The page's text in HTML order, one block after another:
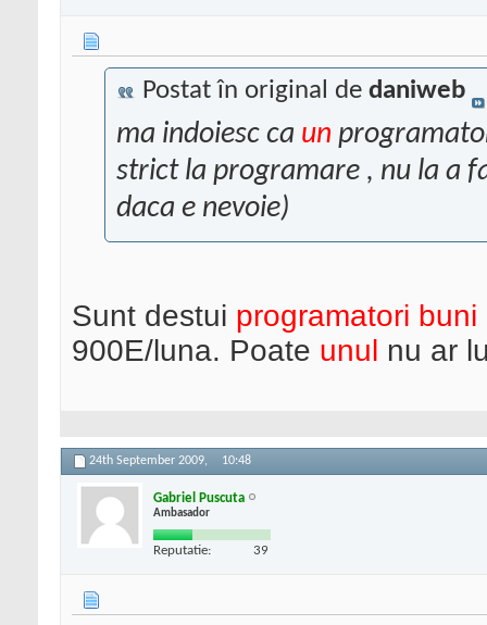
Postat în original de daniweb
ma indoiesc ca un
strict la programare , nu la a
daca e nevoie)
Sunt destui programatori buni
900E/luna. Poate unul nu ar
24th September 2009, 10:48
Gabriel Puscuta
Ambasador
Reputatie: 39